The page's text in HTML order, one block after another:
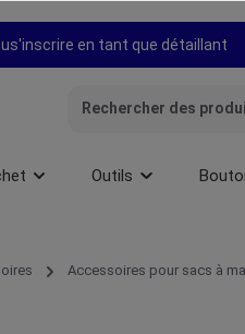
s'inscrire en tant que détaillant
Outils
Accessoires pour sacs à